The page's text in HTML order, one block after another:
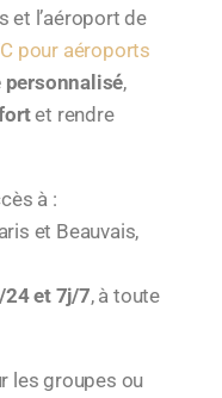
et l’aéroport de
pour aéroports
personnalisé,
et rendre
à :
et Beauvais,
et 7j/7, à toute
les groupes ou